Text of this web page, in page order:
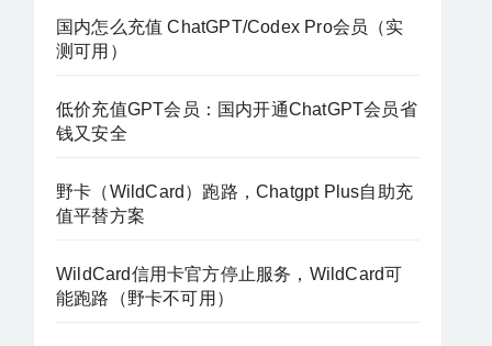
国内怎么充值 ChatGPT/Codex Pro会员（实
测可用）
低价充值GPT会员：国内开通ChatGPT会员省
钱又安全
野卡（WildCard）跑路，Chatgpt Plus自助充
值平替方案
WildCard信用卡官方停止服务，WildCard可
能跑路（野卡不可用）